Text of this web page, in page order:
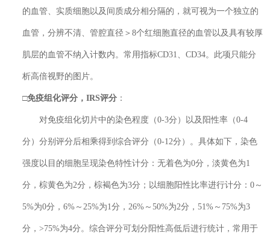
的血管、实质细胞以及间质成分相分隔的，就可视为一个独立的
血管，分辨不清、管腔直径＞8个红细胞直径的血管以及具有较厚
肌层的血管不纳入计数内。常用指标CD31、CD34。此项只能分
析高倍视野的图片。
□免疫组化评分 ，IRS评分 ：
对免疫组化切片中的染色程度（0-3分）以及阳性率（0-4
分）分别评分后相乘得到综合评分（0-12分）。具体如下，染色
强度以目的细胞呈现染色特性计分：无着色为0分，淡黄色为1
分，棕黄色为2分，棕褐色为3分；以细胞阳性比率进行计分：0～
5%为0分，6%～25%为1分，26%～50%为2分，51%～75%为3
分，>75%为4分。综合评分可划分阳性高低后进行统计，常用于